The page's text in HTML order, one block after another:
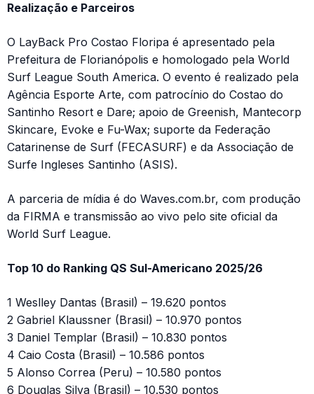
Realização e Parceiros
O LayBack Pro Costao Floripa é apresentado pela
Prefeitura de Florianópolis e homologado pela World
Surf League South America. O evento é realizado pela
Agência Esporte Arte, com patrocínio do Costao do
Santinho Resort e Dare; apoio de Greenish, Mantecorp
Skincare, Evoke e Fu-Wax; suporte da Federação
Catarinense de Surf (FECASURF) e da Associação de
Surfe Ingleses Santinho (ASIS).
A parceria de mídia é do Waves.com.br, com produção
da FIRMA e transmissão ao vivo pelo site oficial da
World Surf League.
Top 10 do Ranking QS Sul-Americano 2025/26
1 Weslley Dantas (Brasil) – 19.620 pontos
2 Gabriel Klaussner (Brasil) – 10.970 pontos
3 Daniel Templar (Brasil) – 10.830 pontos
4 Caio Costa (Brasil) – 10.586 pontos
5 Alonso Correa (Peru) – 10.580 pontos
6 Douglas Silva (Brasil) – 10.530 pontos